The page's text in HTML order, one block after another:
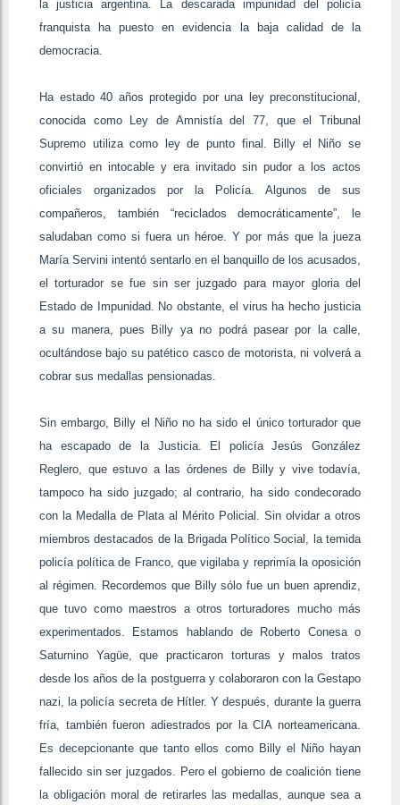
la justicia argentina. La descarada impunidad del policía
franquista ha puesto en evidencia la baja calidad de la
democracia.
Ha estado 40 años protegido por una ley preconstitucional,
conocida como Ley de Amnistía del 77, que el Tribunal
Supremo utiliza como ley de punto final. Billy el Niño se
convirtió en intocable y era invitado sin pudor a los actos
oficiales organizados por la Policía. Algunos de sus
compañeros, también “reciclados democráticamente”, le
saludaban como si fuera un héroe. Y por más que la jueza
María Servini intentó sentarlo en el banquillo de los acusados,
el torturador se fue sin ser juzgado para mayor gloria del
Estado de Impunidad. No obstante, el virus ha hecho justicia
a su manera, pues Billy ya no podrá pasear por la calle,
ocultándose bajo su patético casco de motorista, ni volverá a
cobrar sus medallas pensionadas.
Sin embargo, Billy el Niño no ha sido el único torturador que
ha escapado de la Justicia. El policía Jesús González
Reglero, que estuvo a las órdenes de Billy y vive todavía,
tampoco ha sido juzgado; al contrario, ha sido condecorado
con la Medalla de Plata al Mérito Policial. Sin olvidar a otros
miembros destacados de la Brigada Político Social, la temida
policía política de Franco, que vigilaba y reprimía la oposición
al régimen. Recordemos que Billy sólo fue un buen aprendiz,
que tuvo como maestros a otros torturadores mucho más
experimentados. Estamos hablando de Roberto Conesa o
Saturnino Yagüe, que practicaron torturas y malos tratos
desde los años de la postguerra y colaboraron con la Gestapo
nazi, la policía secreta de Hítler. Y después, durante la guerra
fría, también fueron adiestrados por la CIA norteamericana.
Es decepcionante que tanto ellos como Billy el Niño hayan
fallecido sin ser juzgados. Pero el gobierno de coalición tiene
la obligación moral de retirarles las medallas, aunque sea a